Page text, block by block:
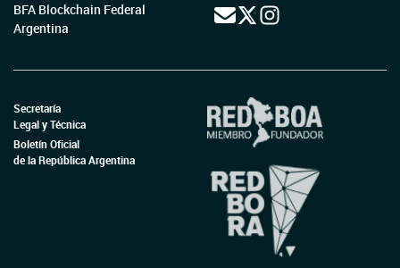
BFA Blockchain Federal
Argentina
Secretaría
Legal y Técnica
Boletín Oficial
de la República Argentina